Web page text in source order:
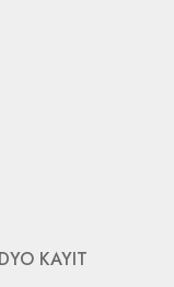
KAYIT